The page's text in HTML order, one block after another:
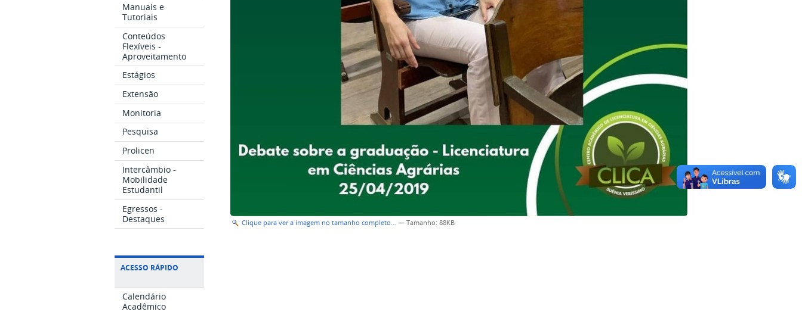
Manuais e
Tutoriais
Conteúdos
Flexíveis -
Aproveitamento
Estágios
Extensão
Monitoria
Pesquisa
Prolicen
Intercâmbio -
Mobilidade
Estudantil
Egressos -
Destaques
ACESSO RÁPIDO
Calendário
Acadêmico
Clique para ver a imagem no tamanho completo… —Tamanho: 88KB